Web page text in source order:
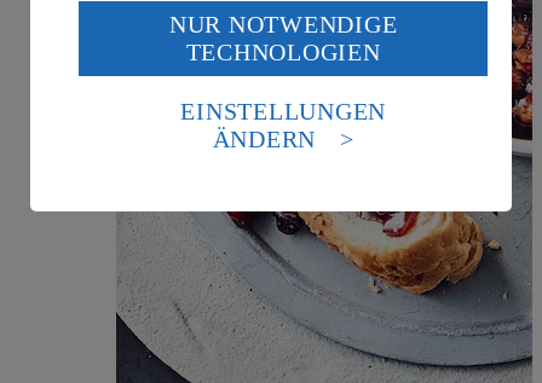
Wenn du auf „Aktivieren“ klickst, willigst du im Sinne
des Art. 49 Abs. 1 Satz 1 lit. a) DSGVO ein, dass deine
Daten in den USA verarbeitet werden. Der EuGH sieht
die USA als Land mit einem nach europäischen
Standards nicht angemessenen Datenschutzniveau an.
Es besteht das Risiko eines Zugriffs durch US-
Informationen zum Herausgeber der Seite findest du
Impressum
NUR NOTWENDIGE
TECHNOLOGIEN
EINSTELLUNGEN
ÄNDERN